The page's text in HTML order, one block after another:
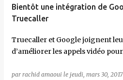
Bientôt une intégration de
Truecaller
Truecaller et Google joignent
d’améliorer les appels vidéo
par rachid amaoui le jeudi, mars 30, 2017